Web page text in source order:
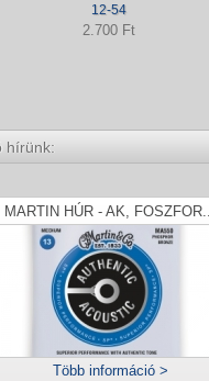
12-54
2.700 Ft
hírünk:
MARTIN HÚR - AK, FOSZFOR...
Több információ >